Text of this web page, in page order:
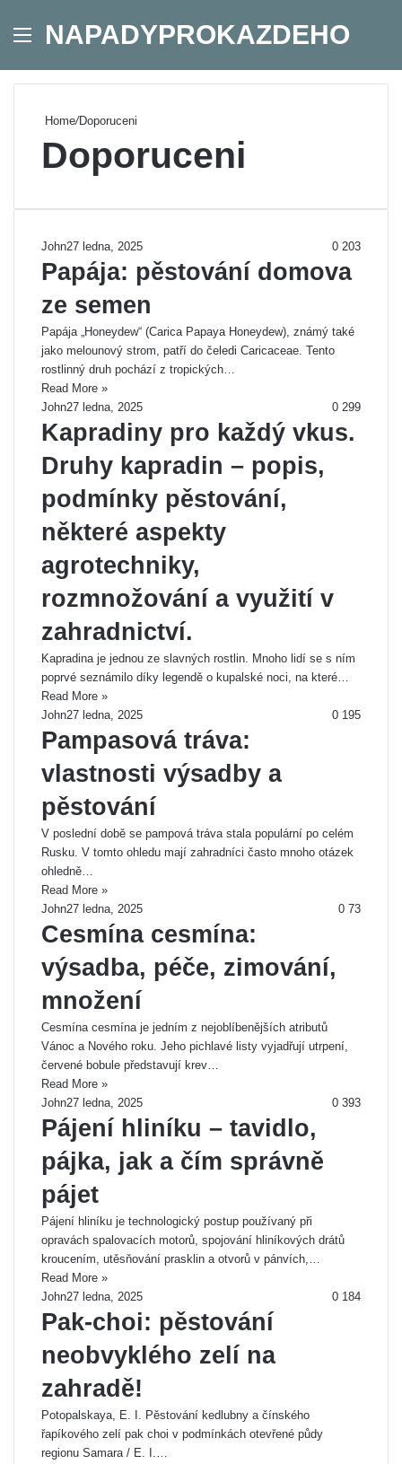
Menu
NAPADYPROKAZDEHO
Home/Doporuceni
Doporuceni
John27 ledna, 2025 0 203
Papája: pěstování domova
ze semen
Papája „Honeydew“ (Carica Papaya Honeydew), známý také
jako melounový strom, patří do čeledi Caricaceae. Tento
rostlinný druh pochází z tropických…
Read More »
John27 ledna, 2025 0 299
Kapradiny pro každý vkus.
Druhy kapradin – popis,
podmínky pěstování,
některé aspekty
agrotechniky,
rozmnožování a využití v
zahradnictví.
Kapradina je jednou ze slavných rostlin. Mnoho lidí se s ním
poprvé seznámilo díky legendě o kupalské noci, na které…
Read More »
John27 ledna, 2025 0 195
Pampasová tráva:
vlastnosti výsadby a
pěstování
V poslední době se pampová tráva stala populární po celém
Rusku. V tomto ohledu mají zahradníci často mnoho otázek
ohledně…
Read More »
John27 ledna, 2025 0 73
Cesmína cesmína:
výsadba, péče, zimování,
množení
Cesmína cesmína je jedním z nejoblíbenějších atributů
Vánoc a Nového roku. Jeho pichlavé listy vyjadřují utrpení,
červené bobule představují krev…
Read More »
John27 ledna, 2025 0 393
Pájení hliníku – tavidlo,
pájka, jak a čím správně
pájet
Pájení hliníku je technologický postup používaný při
opravách spalovacích motorů, spojování hliníkových drátů
kroucením, utěsňování prasklin a otvorů v pánvích,…
Read More »
John27 ledna, 2025 0 184
Pak-choi: pěstování
neobvyklého zelí na
zahradě!
Potopalskaya, E. I. Pěstování kedlubny a čínského
řapíkového zelí pak choi v podmínkách otevřené půdy
regionu Samara / E. I.…